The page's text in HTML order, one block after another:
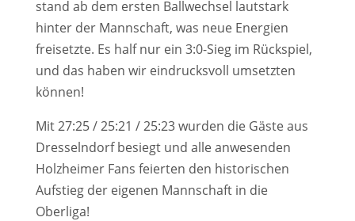
stand ab dem ersten Ballwechsel lautstark
hinter der Mannschaft, was neue Energien
freisetzte. Es half nur ein 3:0-Sieg im Rückspiel,
und das haben wir eindrucksvoll umsetzten
können!
Mit 27:25 / 25:21 / 25:23 wurden die Gäste aus
Dresselndorf besiegt und alle anwesenden
Holzheimer Fans feierten den historischen
Aufstieg der eigenen Mannschaft in die
Oberliga!